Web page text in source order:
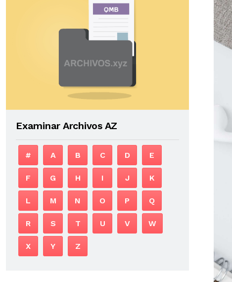
Examinar Archivos AZ
# A B C D E
F G H I J K
L M N O P Q
R S T U V W
X Y Z